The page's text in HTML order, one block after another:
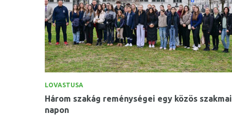
LOVASTUSA
Három szakág reménységei egy közös szakmai
napon